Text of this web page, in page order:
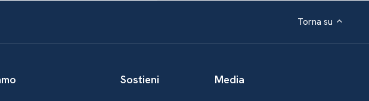
Torna su
Sostieni Media